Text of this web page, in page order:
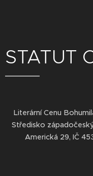
STATUT
Literární Cenu
Středisko
Americká 29, IČ